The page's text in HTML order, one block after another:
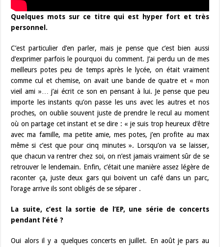
Quelques mots sur ce titre qui est hyper fort et très
personnel.
C’est particulier d’en parler, mais je pense que c’est bien aussi
d’exprimer parfois le pourquoi du comment. J’ai perdu un de mes
meilleurs potes peu de temps après le lycée, on était vraiment
comme cul et chemise, on avait une bande de quatre et « mon
vieil ami »… j’ai écrit ce son en pensant à lui. Je pense que peu
importe les instants qu’on passe les uns avec les autres et nos
proches, on oublie souvent juste de prendre le recul au moment
où on partage cet instant et se dire : « je suis trop heureux d’être
avec ma famille, ma petite amie, mes potes, j’en profite au max
même si c’est que pour cinq minutes ». Lorsqu’on va se laisser,
que chacun va rentrer chez soi, on n’est jamais vraiment sûr de se
retrouver le lendemain. Enfin, c’était une manière assez légère de
raconter ça, juste deux gars qui boivent un café dans un parc,
l’orage arrive ils sont obligés de se séparer .
La suite, c’est la sortie de l’EP, une série de concerts
pendant l’été ?
Oui alors il y a quelques concerts en juillet. En août je pars au